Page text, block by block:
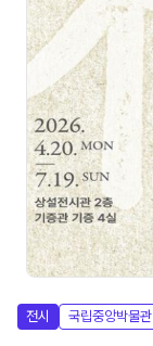
전시 국립중앙박물관